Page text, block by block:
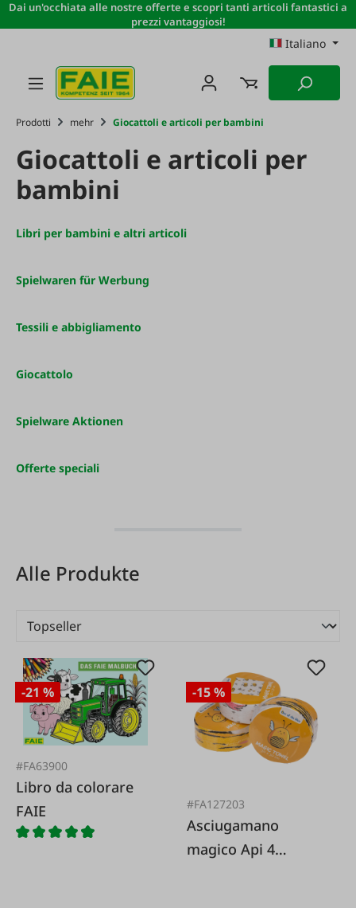
Passa al contenuto principale
Dai un'occhiata alle nostre offerte e scopri tanti articoli fantastici a
prezzi vantaggiosi!
Italiano
Prodotti mehr Giocattoli e articoli per bambini
Giocattoli e articoli per
bambini
Libri per bambini e altri articoli
Spielwaren für Werbung
Tessili e abbigliamento
Giocattolo
Spielware Aktionen
Offerte speciali
Alle Produkte
-21 %
#FA63900
Libro da colorare
FAIE
-15 %
#FA127203
Asciugamano
magico Api 4